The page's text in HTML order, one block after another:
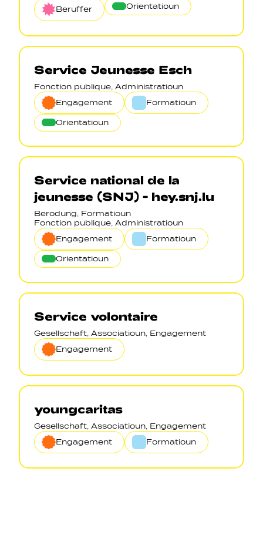
Beruffer Orientatioun
Service Jeunesse Esch
Fonction publique, Administratioun
Engagement
Formatioun
Orientatioun
Service national de la
jeunesse (SNJ) - hey.snj.lu
Berodung, Formatioun
Fonction publique, Administratioun
Engagement
Formatioun
Orientatioun
Service volontaire
Gesellschaft, Associatioun, Engagement
Engagement
youngcaritas
Gesellschaft, Associatioun, Engagement
Engagement
Formatioun